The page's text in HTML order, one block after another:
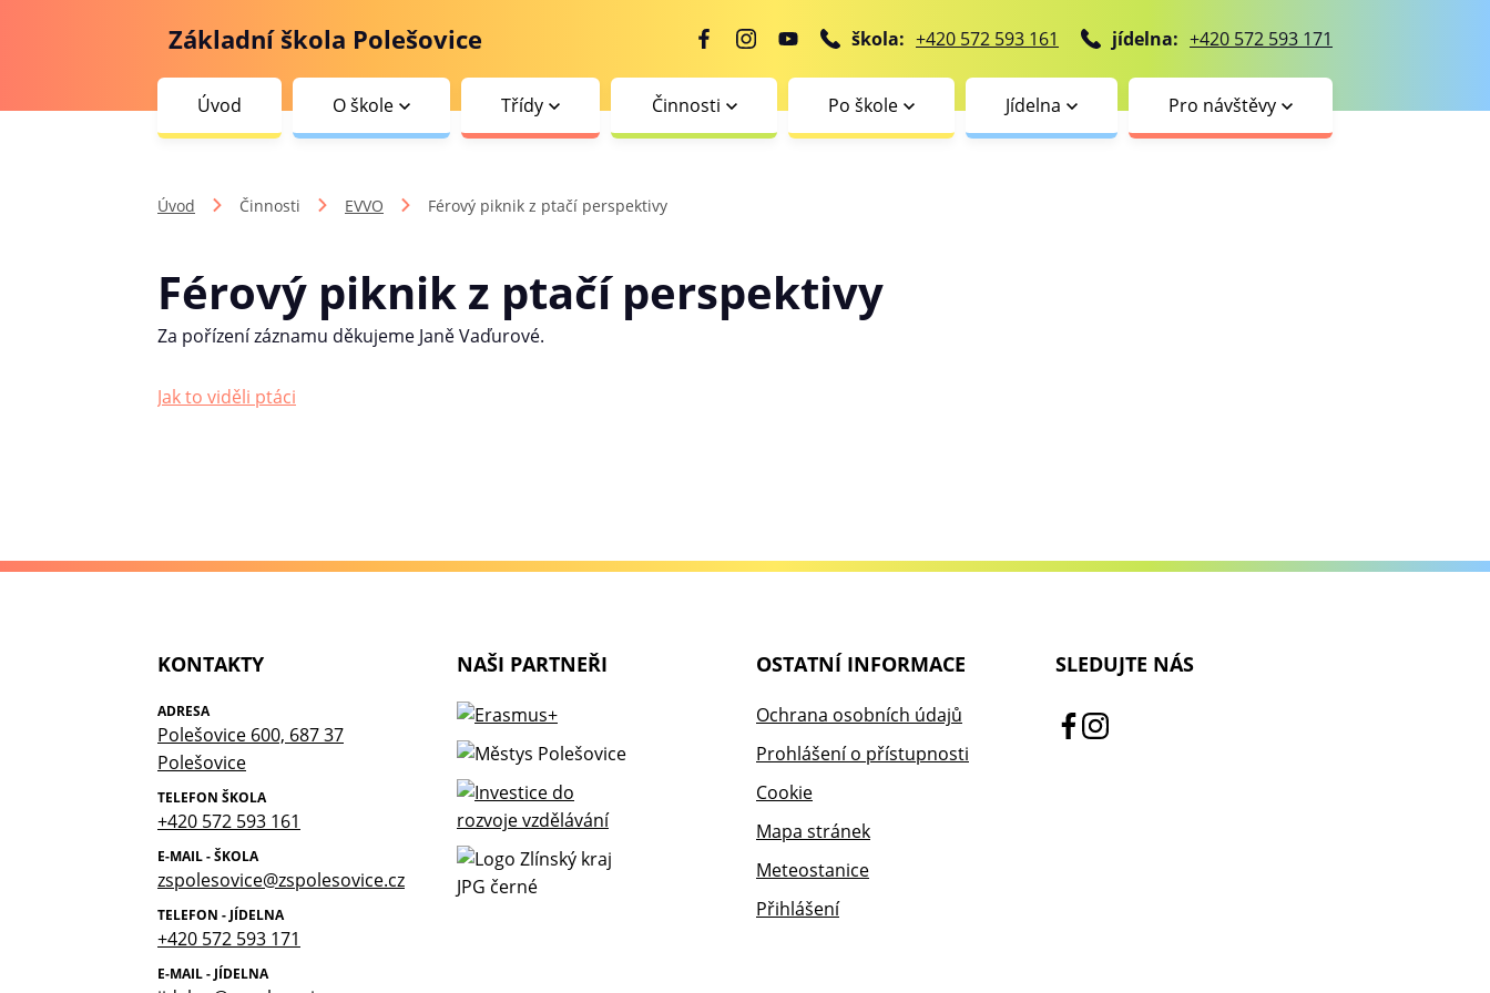
Základní škola Polešovice škola: +420 572 593 161 jídelna: +420 572 593 171
Úvod O škole Třídy Činnosti Po škole Jídelna Pro návštěvy
Úvod Činnosti EVVO Férový piknik z ptačí perspektivy
Férový piknik z ptačí perspektivy
Za pořízení záznamu děkujeme Janě Vaďurové.
Jak to viděli ptáci
KONTAKTY
ADRESA
Polešovice 600, 687 37
Polešovice
TELEFON ŠKOLA
+420 572 593 161
E-MAIL - ŠKOLA
zspolesovice@zspolesovice.cz
TELEFON - JÍDELNA
+420 572 593 171
E-MAIL - JÍDELNA
NAŠI PARTNEŘI OSTATNÍ INFORMACE
Ochrana osobních údajů
Prohlášení o přístupnosti
Cookie
Mapa stránek
Meteostanice
Přihlášení
SLEDUJTE NÁS